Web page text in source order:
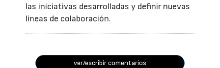
las iniciativas desarrolladas y definir nuevas
líneas de colaboración.
ver/escribir comentarios